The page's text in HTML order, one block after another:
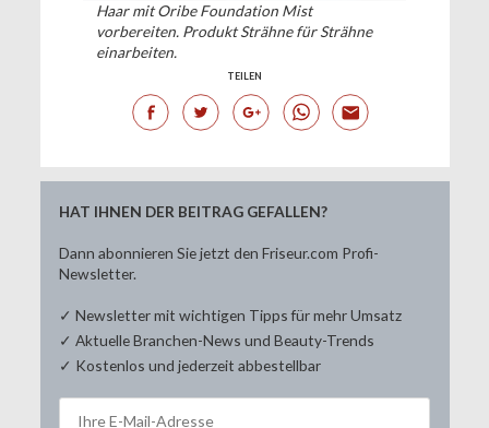
Haar mit Oribe Foundation Mist
vorbereiten. Produkt Strähne für Strähne
einarbeiten.
TEILEN
HAT IHNEN DER BEITRAG GEFALLEN?
Dann abonnieren Sie jetzt den Friseur.com Profi-
Newsletter.
✓ Newsletter mit wichtigen Tipps für mehr Umsatz
✓ Aktuelle Branchen-News und Beauty-Trends
✓ Kostenlos und jederzeit abbestellbar